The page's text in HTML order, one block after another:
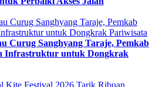
Curug Sanghyang Taraje, Pemkab
Infrastruktur untuk Dongkrak